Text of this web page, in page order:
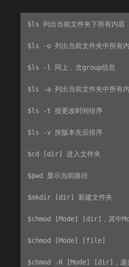
$ls 列出当前文件夹下所有内容
$ls -o 列出当前文件夹中所有
$ls -l 同上，含group信息
$ls -a 列出当前文件夹中所有内
$ls -t 按更改时间排序
$ls -v 按版本先后排序
$cd [dir] 进入文件夹
$pwd 显示当前路径
$mkdir [dir] 新建文件夹
$chmod [Mode] [dir]，其中
$chmod [Mode] [file]
$chmod -R [Mode] [dir]，递归